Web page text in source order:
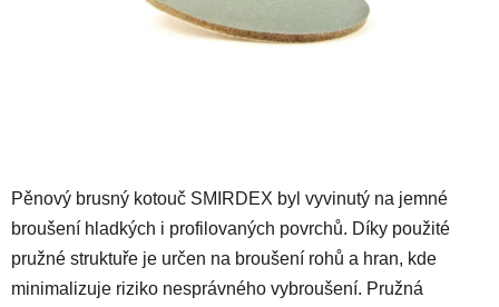
Pěnový brusný kotouč SMIRDEX byl vyvinutý na jemné
broušení hladkých i profilovaných povrchů. Díky použité
pružné struktuře je určen na broušení rohů a hran, kde
minimalizuje riziko nesprávného vybroušení. Pružná